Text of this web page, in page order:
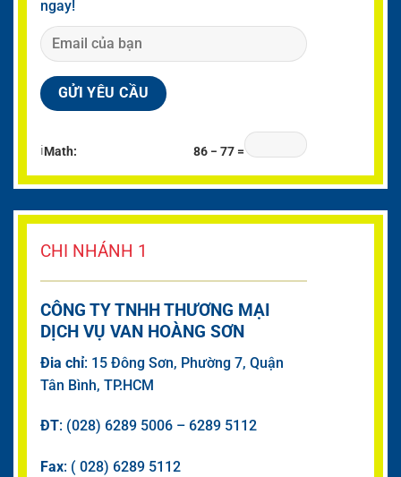
ngay!
ℹMath: 86 − 77 =
CHI NHÁNH 1
CÔNG TY TNHH THƯƠNG MẠI
DỊCH VỤ VAN HOÀNG SƠN
Đia chỉ: 15 Đông Sơn, Phường 7, Quận
Tân Bình, TP.HCM
ĐT: (028) 6289 5006 – 6289 5112
Fax: ( 028) 6289 5112